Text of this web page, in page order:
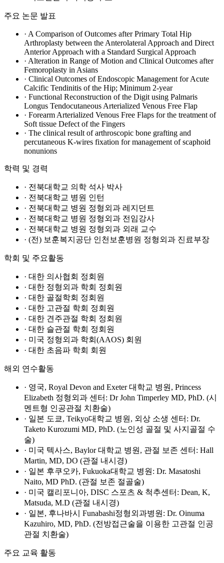
주요 논문 발표
· A Comparison of Outcomes after Primary Total Hip
Arthroplasty between the Anterolateral Approach and Direct
Anterior Approach with a Standard Surgical Approach
· Alteration in Range of Motion and Clinical Outcomes after
Femoroplasty in Asians
· Clinical Outcomes of Endoscopic Management for Acute
Calcific Tendinitis of the Hip; Minimum 2-year
· Functional Reconstruction of the Digit using Palmaris
Longus Tendocutaneous Arterialized Venous Free Flap
· Forearm Arterialized Venous Free Flaps for the treatment of
Soft tissue Defect of the Fingers
· The clinical result of arthroscopic bone grafting and
percutaneous K-wires fixation for management of scaphoid
nonunions
학력 및 경력
· 전북대학교 의학 석사 박사
· 전북대학교 병원 인턴
· 전북대학교 병원 정형외과 레지던트
· 전북대학교 병원 정형외과 전임강사
· 전북대학교 병원 정형외과 외래 교수
· (전) 보훈복지공단 인천보훈병원 정형외과 진료부장
학회 및 주요활동
· 대한 의사협회 정회원
· 대한 정형외과 학회 정회원
· 대한 골절학회 정회원
· 대한 고관절 학회 정회원
· 대한 견주관절 학회 정회원
· 대한 슬관절 학회 정회원
· 미국 정형외과 학회(AAOS) 회원
· 대한 초음파 학회 회원
해외 연수활동
· 영국, Royal Devon and Exeter 대학교 병원, Princess
Elizabeth 정형외과 센터: Dr John Timperley MD, PhD. (시
멘트형 인공관절 치환술)
· 일본 도쿄, Teikyo대학교 병원, 외상 소생 센터: Dr.
Taketo Kurozumi MD, PhD. (노인성 골절 및 사지골절 수
술)
· 미국 텍사스, Baylor 대학교 병원, 관절 보존 센터: Hall
Martin, MD, DO (관절 내시경)
· 일본 후쿠오카, Fukuoka대학교 병원: Dr. Masatoshi
Naito, MD PhD. (관절 보존 절골술)
· 미국 캘리포니아, DISC 스포츠 & 척추센터: Dean, K,
Matsuda, M.D (관절 내시경)
· 일본, 후나바시 Funabashi정형외과병원: Dr. Oinuma
Kazuhiro, MD, PhD. (전방접근술을 이용한 고관절 인공
관절 치환술)
주요 교육 활동